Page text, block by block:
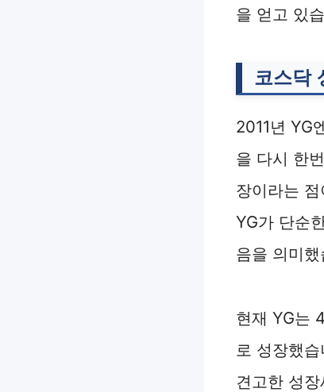
을 얻고 있
코스닥
2011년 YG
을 다시 한
장이라는
YG가 단순
음을 의미했
현재 YG는
로 성장했
견고한 성